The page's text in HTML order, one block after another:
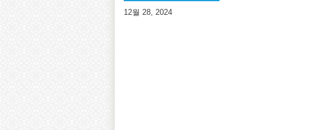
12월 28, 2024